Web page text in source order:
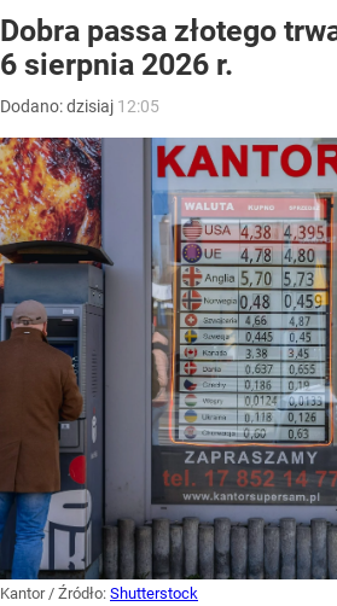
Dobra passa złotego
6 sierpnia 2026 r.
Dodano:dzisiaj 12:05
Kantor/ Źródło: Shutterstock